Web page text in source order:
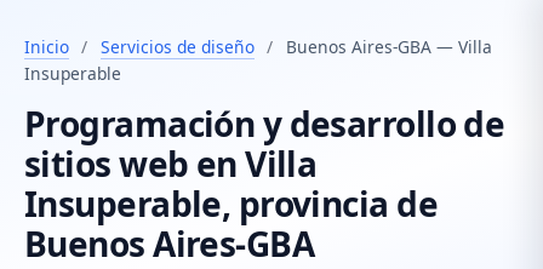
Inicio / Servicios de diseño /
Buenos Aires-GBA — Villa
Insuperable
Programación y desarrollo de
sitios web en Villa
Insuperable, provincia de
Buenos Aires-GBA